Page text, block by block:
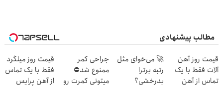
مطالب پیشنهادی
قیمت روز آهن
آلات فقط با یک
تماس از آهن
🚀 می‌خوای مثل
رتبه برترا
بدرخشی؟
جراحی کمر
ممنوع شد⛔
میتونی کمرت رو
قیمت روز میلگرد
فقط با یک تماس
از آهن پرایس